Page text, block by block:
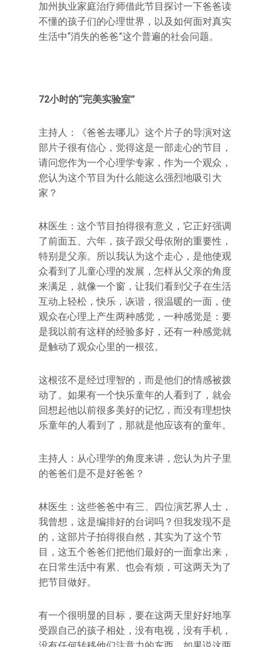
加州执业家庭治疗师借此节目探讨一下爸爸读
不懂的孩子们的心理世界，以及如何面对真实
生活中“消失的爸爸”这个普遍的社会问题。
72小时的“完美实验室”
主持人：《爸爸去哪儿》这个片子的导演对这
部片子很有信心，觉得这是一部走心的节目，
请问您作为一个心理学专家，作为一个观众，
您认为这个节目为什么能这么强烈地吸引大
家？
林医生：这个节目拍得很有意义，它正好强调
了前面五、六年，孩子跟父母依附的重要性，
特别是父亲。所以我认为这个走心，是他使观
众看到了儿童心理的发展，怎样从父亲的角度
来满足，就像一个窗，让我们看到父子在生活
互动上轻松，快乐，诙谐，很温暖的一面，使
观众在心理上产生两种感觉，一种感觉是：要
是我以前有这样的经验多好，还有一种感觉就
是触动了观众心里的一根弦。
这根弦不是经过理智的，而是他们的情感被拨
动了。如果有一个快乐童年的人看到了，就会
回想起他以前很多美好的记忆，而没有理想快
乐童年的人看到了，那就是他应该有的童年。
主持人：从心理学的角度来讲，您认为片子里
的爸爸们是不是好爸爸？
林医生：这些爸爸中有三、四位演艺界人士，
我曾想，这是编排好的台词吗？但我发现不是
的，这部片子拍得很自然，其实为了这个节
目，这五个爸爸们把他们最好的一面拿出来，
在日常生活中有累、也会有烦，可这两天为了
把节目做好。
有一个很明显的目标，要在这两天里好好地享
受跟自己的孩子相处，没有电视，没有手机，